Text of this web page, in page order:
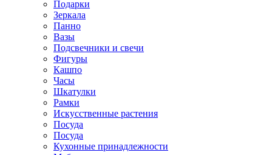
Подарки
Зеркала
Панно
Вазы
Подсвечники и свечи
Фигуры
Кашпо
Часы
Шкатулки
Рамки
Искусственные растения
Посуда
Посуда
Кухонные принадлежности